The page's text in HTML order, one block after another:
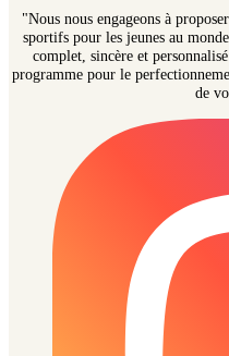
"Nous nous engageons à
sportifs pour les jeunes au
complet, sincère et
programme pour le
de